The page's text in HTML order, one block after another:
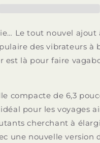
Le tout nouvel ajout
des vibrateurs à
est là pour faire
compacte de 6,3
pour les voyages
cherchant à
une nouvelle version